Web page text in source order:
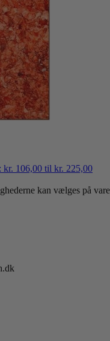
kr. 106,00 til kr. 225,00
kan vælges på